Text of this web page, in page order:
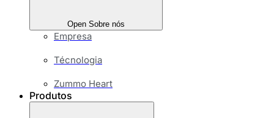
Open Sobre nós
Empresa
Técnologia
Zummo Heart
Produtos